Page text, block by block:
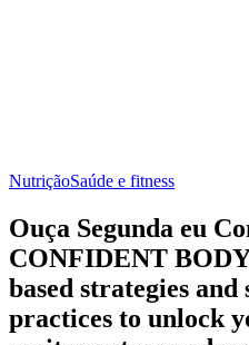
NutriçãoSaúde e fitness
Ouça Segunda eu
CONFIDENT
based strategies and
practices to unlock